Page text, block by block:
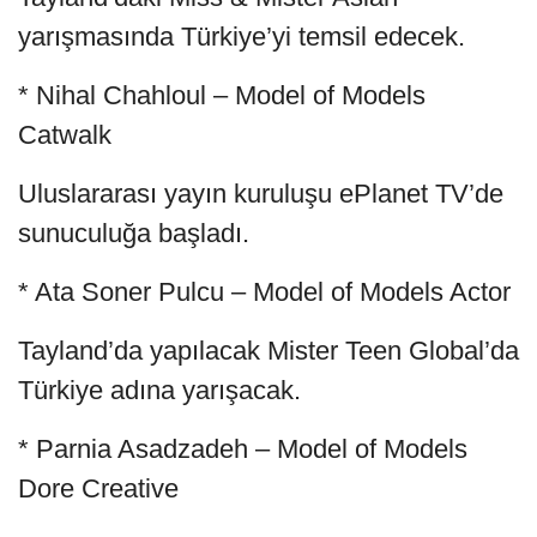
yarışmasında Türkiye’yi temsil edecek.
* Nihal Chahloul – Model of Models
Catwalk
Uluslararası yayın kuruluşu ePlanet TV’de
sunuculuğa başladı.
* Ata Soner Pulcu – Model of Models Actor
Tayland’da yapılacak Mister Teen Global’da
Türkiye adına yarışacak.
* Parnia Asadzadeh – Model of Models
Dore Creative